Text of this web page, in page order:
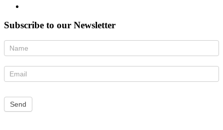
Subscribe to our Newsletter
Newsletter
Send